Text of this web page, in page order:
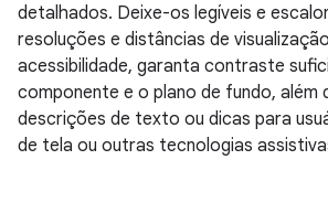
detalhados. Deixe-os legíveis e
resoluções e distâncias de
acessibilidade, garanta contraste
componente e o plano de fundo, além
descrições de texto ou dicas para
de tela ou outras tecnologias